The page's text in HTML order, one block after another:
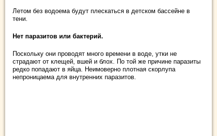
Летом без водоема будут плескаться в детском бассейне в
тени.
Нет паразитов или бактерий.
Поскольку они проводят много времени в воде, утки не
страдают от клещей, вшей и блох. По той же причине паразиты
редко попадают в яйца. Неимоверно плотная скорлупа
непроницаема для внутренних паразитов.